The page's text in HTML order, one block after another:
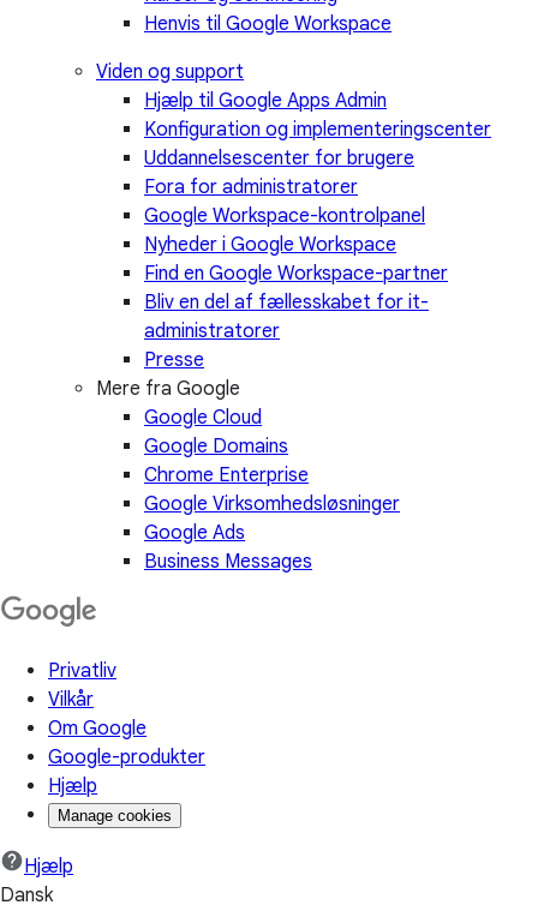
Henvis til Google Workspace
Viden og support
Hjælp til Google Apps Admin
Konfiguration og implementeringscenter
Uddannelsescenter for brugere
Fora for administratorer
Google Workspace-kontrolpanel
Nyheder i Google Workspace
Find en Google Workspace-partner
Bliv en del af fællesskabet for it-
administratorer
Presse
Mere fra Google
Google Cloud
Google Domains
Chrome Enterprise
Google Virksomhedsløsninger
Google Ads
Business Messages
Privatliv
Vilkår
Om Google
Google-produkter
Hjælp
Manage cookies
Hjælp
Dansk